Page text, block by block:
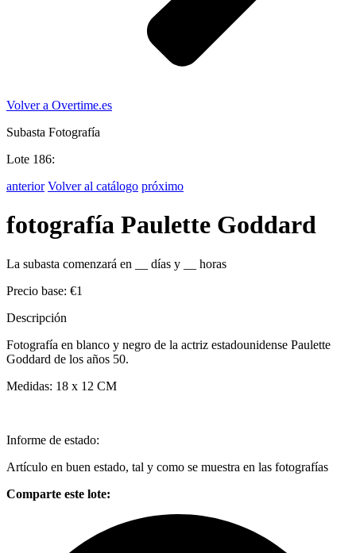
Volver a Overtime.es
Subasta Fotografía
Lote 186:
anterior Volver al catálogo próximo
fotografía Paulette Goddard
La subasta comenzará en días y
horas
Precio base: €1
Descripción
Fotografía en blanco y negro de la actriz estadounidense Paulette
Goddard de los años 50.
Medidas: 18 x 12 CM
Informe de estado:
Artículo en buen estado, tal y como se muestra en las fotografías
Comparte este lote: